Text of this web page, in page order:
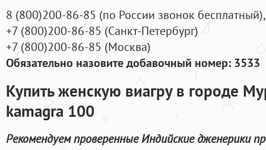
8 (800)200-86-85 (по России звонок бесплатный),
+7 (800)200-86-85 (Санкт-Петербург)
+7 (800)200-86-85 (Москва)
Обязательно назовите добавочный номер: 3533
Купить женскую виагру в городе
kamagra 100
Рекомендуем проверенные Индийские дженерики